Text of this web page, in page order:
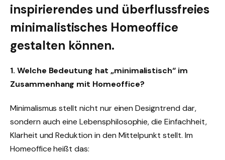
inspirierendes und überflussfreies
minimalistisches Homeoffice
gestalten können.
1. Welche Bedeutung hat „minimalistisch“ im
Zusammenhang mit Homeoffice?
Minimalismus stellt nicht nur einen Designtrend dar,
sondern auch eine Lebensphilosophie, die Einfachheit,
Klarheit und Reduktion in den Mittelpunkt stellt. Im
Homeoffice heißt das: